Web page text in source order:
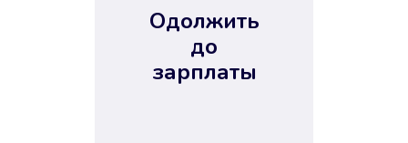
Одолжить
до
зарплаты